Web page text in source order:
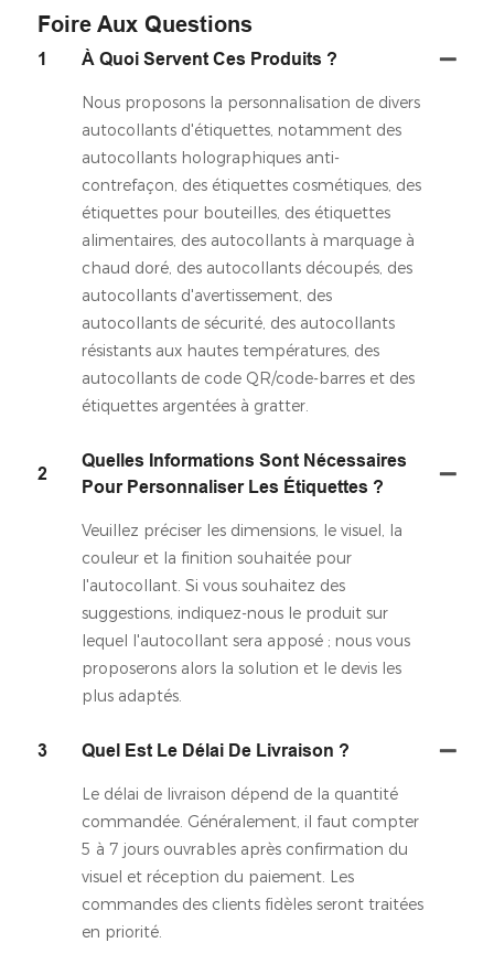
Foire Aux Questions
1 À Quoi Servent Ces Produits ?
Nous proposons la personnalisation de divers
autocollants d'étiquettes, notamment des
autocollants holographiques anti-
contrefaçon, des étiquettes cosmétiques, des
étiquettes pour bouteilles, des étiquettes
alimentaires, des autocollants à marquage à
chaud doré, des autocollants découpés, des
autocollants d'avertissement, des
autocollants de sécurité, des autocollants
résistants aux hautes températures, des
autocollants de code QR/code-barres et des
étiquettes argentées à gratter.
2
Quelles Informations Sont Nécessaires
Pour Personnaliser Les Étiquettes ?
Veuillez préciser les dimensions, le visuel, la
couleur et la finition souhaitée pour
l'autocollant. Si vous souhaitez des
suggestions, indiquez-nous le produit sur
lequel l'autocollant sera apposé ; nous vous
proposerons alors la solution et le devis les
plus adaptés.
3 Quel Est Le Délai De Livraison ?
Le délai de livraison dépend de la quantité
commandée. Généralement, il faut compter
5 à 7 jours ouvrables après confirmation du
visuel et réception du paiement. Les
commandes des clients fidèles seront traitées
en priorité.